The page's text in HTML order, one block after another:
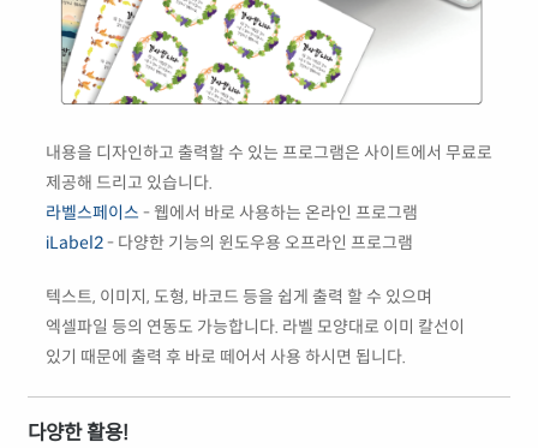
내용을 디자인하고 출력할 수 있는 프로그램은 사이트에서 무료로
제공해 드리고 있습니다.
라벨스페이스 - 웹에서 바로 사용하는 온라인 프로그램
iLabel2- 다양한 기능의 윈도우용 오프라인 프로그램
텍스트, 이미지, 도형, 바코드 등을 쉽게 출력 할 수 있으며
엑셀파일 등의 연동도 가능합니다. 라벨 모양대로 이미 칼선이
있기 때문에 출력 후 바로 떼어서 사용 하시면 됩니다.
다양한 활용!